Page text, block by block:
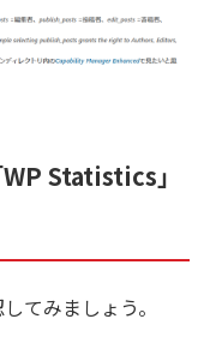
Statistics」
てみましょう。